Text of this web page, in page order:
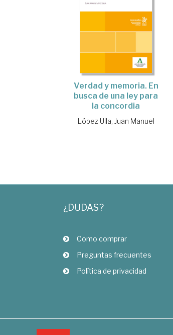
Verdad y memoria. En
busca de una ley para
la concordia
López Ulla, Juan Manuel
¿DUDAS?
Como comprar
Preguntas frecuentes
Política de privacidad